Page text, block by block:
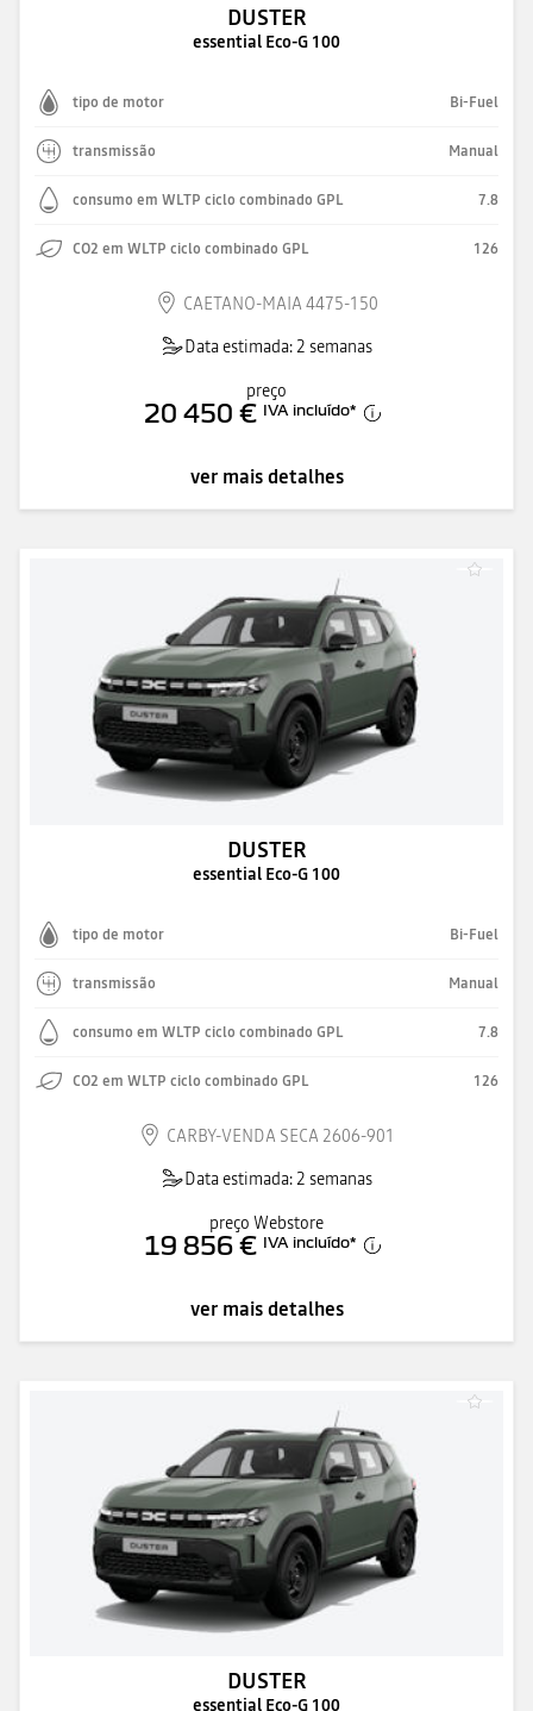
DUSTER
essential Eco-G 100
tipo de motor Bi-Fuel
transmissão Manual
consumo em WLTP ciclo combinado GPL 7.8
CO2 em WLTP ciclo combinado GPL 126
CAETANO-MAIA 4475-150
Data estimada: 2 semanas
preço
20 450 € IVA incluído*
ver mais detalhes
DUSTER
essential Eco-G 100
tipo de motor Bi-Fuel
transmissão Manual
consumo em WLTP ciclo combinado GPL 7.8
CO2 em WLTP ciclo combinado GPL 126
CARBY-VENDA SECA 2606-901
Data estimada: 2 semanas
preço Webstore
19 856 € IVA incluído*
ver mais detalhes
DUSTER
essential Eco-G 100